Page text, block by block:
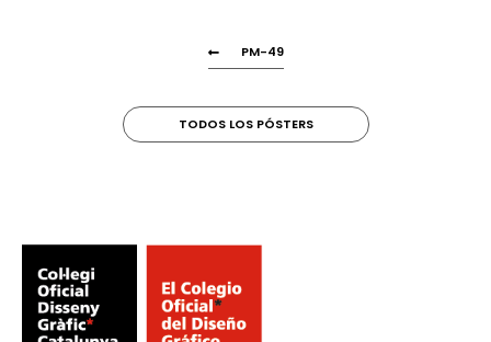
PM-49
TODOS LOS PÓSTERS